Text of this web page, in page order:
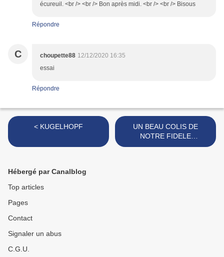
écureuil. <br /> <br /> Bon après midi. <br /> <br /> Bisous
Répondre
C choupette88 12/12/2020 16:35
essai
Répondre
< KUGELHOPF
UN BEAU COLIS DE
NOTRE FIDELE
PARTENAIRE FEYEL >
Hébergé par Canalblog
Top articles
Pages
Contact
Signaler un abus
C.G.U.